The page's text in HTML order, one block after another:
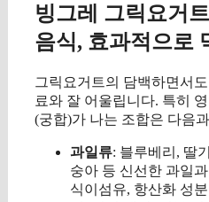
빙그레 그릭요거
음식, 효과적으로
그릭요거트의 담백하면서
료와 잘 어울립니다. 특히
(궁합)가 나는 조합은 다음
과일류: 블루베리, 딸
숭아 등 신선한 과일
식이섬유, 항산화 성